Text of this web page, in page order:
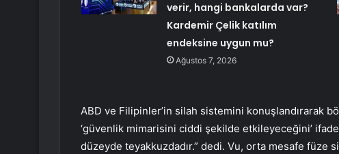
verir, hangi bankalarda var?
Kardemir Çelik katılım
endeksine uygun mu?
Ağustos 7, 2026
ABD ve Filipinler’in silah sistemini konuşlandırarak
‘güvenlik mimarisini ciddi şekilde etkileyeceğini’
düzeyde teyakkuzdadır.” dedi. Vu, orta mesafe füze